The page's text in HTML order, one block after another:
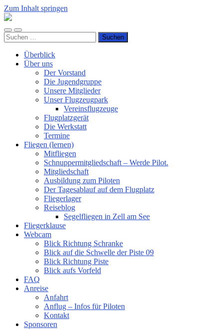
Zum Inhalt springen
Luftsportverein
e.V.
Mobile-
Menü
Suchfeld
ein-/ausblenden
Suchen
nach:
Überblick
Über uns
Der Vorstand
Die Jugendgruppe
Unsere Mitglieder
Unser Flugzeugpark
Vereinsflugzeuge
Flugplatzgerät
Die Werkstatt
Termine
Fliegen (lernen)
Mitfliegen
Schnuppermitgliedschaft – Werde Pilot.
Mitgliedschaft
Ausbildung zum Piloten
Der Tagesablauf auf dem Flugplatz
Fliegerlager
Reiseblog
Segelfliegen in Zell am See
Fliegerklause
Webcam
Blick Richtung Schranke
Blick auf die Schwelle der Piste 09
Blick Richtung Piste
Blick aufs Vorfeld
FAQ
Anreise
Anfahrt
Anflug – Infos für Piloten
Kontakt
Sponsoren